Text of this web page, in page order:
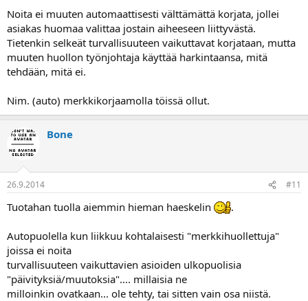
Noita ei muuten automaattisesti välttämättä korjata, jollei
asiakas huomaa valittaa jostain aiheeseen liittyvästä.
Tietenkin selkeät turvallisuuteen vaikuttavat korjataan, mutta
muuten huollon työnjohtaja käyttää harkintaansa, mitä
tehdään, mitä ei.
Nim. (auto) merkkikorjaamolla töissä ollut.
Bone
26.9.2014 #11
Tuotahan tuolla aiemmin hieman haeskelin .
Autopuolella kun liikkuu kohtalaisesti "merkkihuollettuja"
joissa ei noita
turvallisuuteen vaikuttavien asioiden ulkopuolisia
"päivityksiä/muutoksia".... millaisia ne
milloinkin ovatkaan... ole tehty, tai sitten vain osa niistä.